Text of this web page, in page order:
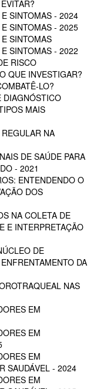
SINTOMAS - 2024
SINTOMAS - 2025
SINTOMAS
SINTOMAS - 2022
RISCO
QUE INVESTIGAR?
LO?
DIAGNÓSTICO
MAIS
NA
DE SAÚDE PARA
- 2021
ENTENDENDO O
DOS
NA COLETA DE
E INTERPRETAÇÃO
DE
DA
NAS
EM
EM
EM
SAUDÁVEL - 2024
EM